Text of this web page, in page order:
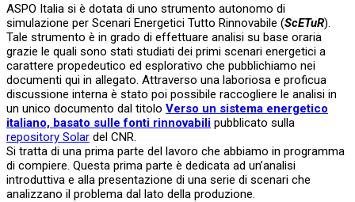
ASPO Italia si è dotata di uno strumento autonomo di
simulazione per Scenari Energetici Tutto Rinnovabile (ScETuR).
Tale strumento è in grado di effettuare analisi su base oraria
grazie le quali sono stati studiati dei primi scenari energetici a
carattere propedeutico ed esplorativo che pubblichiamo nei
documenti qui in allegato. Attraverso una laboriosa e proficua
discussione interna è stato poi possibile raccogliere le analisi in
un unico documento dal titolo Verso un sistema energetico
italiano, basato sulle fonti rinnovabili pubblicato sulla
repository Solar del CNR.
Si tratta di una prima parte del lavoro che abbiamo in programma
di compiere. Questa prima parte è dedicata ad un’analisi
introduttiva e alla presentazione di una serie di scenari che
analizzano il problema dal lato della produzione.